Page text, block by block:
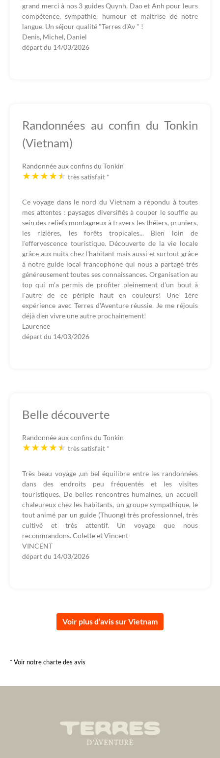
grand merci à nos 3 guides Quynh, Dao et Anh pour leurs
compétence, sympathie, humour et maitrise de notre
langue. Un séjour qualité "Terres d'Av " !
Denis, Michel, Daniel
départ du 14/03/2026
Randonnées au confin du Tonkin
(Vietnam)
Randonnée aux confins du Tonkin
très satisfait *
Ce voyage dans le nord du Vietnam a répondu à toutes
mes attentes : paysages diversifiés à couper le souffle au
sein des reliefs montagneux à travers les théiers, pruniers,
les rizières, les forêts tropicales... Bien loin de
l'effervescence touristique. Découverte de la vie locale
grâce aux nuits chez l'habitant mais aussi et surtout grâce
à notre guide local francophone qui nous a partagé très
généreusement toutes ses connaissances. Organisation au
top qui m'a permis de profiter pleinement d'un bout à
l'autre de ce périple haut en couleurs! Une 1ère
expérience avec Terres d'Aventure réussie. Je me réjouis
déjà d'en vivre une autre prochainement!
Laurence
départ du 14/03/2026
Belle découverte
Randonnée aux confins du Tonkin
très satisfait *
Très beau voyage ,un bel équilibre entre les randonnées
dans des endroits peu fréquentés et les visites
touristiques. De belles rencontres humaines, un accueil
chaleureux chez les habitants, un groupe sympathique, le
tout animé par un guide (Thuong) très professionnel, très
cultivé et très attentif. Un voyage que nous
recommandons. Colette et Vincent
VINCENT
départ du 14/03/2026
Voir plus d’avis sur Vietnam
* Voir notre charte des avis